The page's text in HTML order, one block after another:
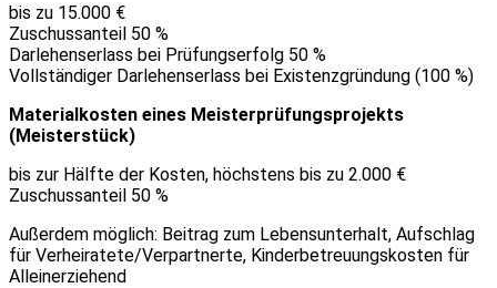
bis zu 15.000 €
Zuschussanteil 50 %
Darlehenserlass bei Prüfungserfolg 50 %
Vollständiger Darlehenserlass bei Existenzgründung (100 %)
Materialkosten eines Meisterprüfungsprojekts
(Meisterstück)
bis zur Hälfte der Kosten, höchstens bis zu 2.000 €
Zuschussanteil 50 %
Außerdem möglich: Beitrag zum Lebensunterhalt, Aufschlag
für Verheiratete/Verpartnerte, Kinderbetreuungskosten für
Alleinerziehend